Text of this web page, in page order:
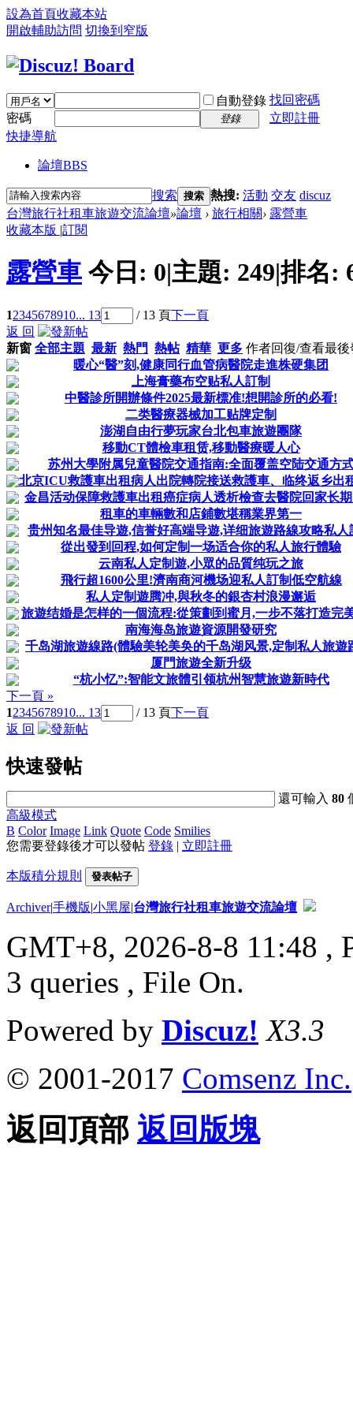
設為首頁收藏本站
開啟輔助訪問 切換到窄版
自動登錄 找回密碼
密碼
登錄
立即註冊
快捷導航
論壇BBS
搜索 搜索 熱搜: 活動 交友 discuz
台灣旅行社租車旅遊交流論壇»論壇 › 旅行相關› 露營車
收藏本版 |訂閱
露營車 今日: 0|主題: 249|排名:
12345678910... 13 / 13 頁下一頁
返 回
新窗 全部主題 最新 熱門 熱帖 精華 更多 作者回復/查看最後
暖心“醫”刻,健康同行血管病醫院走進株硬集团
上海膏藥布空贴私人訂制
中醫診所開辦條件2025最新標准!想開診所的必看!
二类醫療器械加工贴牌定制
澎湖自由行夢玩家台北包車旅遊團隊
移動CT體檢車租赁,移動醫療暖人心
苏州大學附属兒童醫院交通指南:全面覆盖空陆交通方
北京ICU救護車出租病人出院轉院接送救護車、临终返乡出
金昌活动保障救護車出租癌症病人透析檢查去醫院回家长
租車的車輛數和店鋪數堪稱業界第一
贵州知名最佳导遊,信誉好高端导遊,详细旅遊路線攻略私人
從出發到回程,如何定制一场适合你的私人旅行體驗
云南私人定制遊,小眾的品質纯玩之旅
飛行超1600公里!濟南商河機场迎私人訂制低空航線
私人定制遊腾冲,與秋冬的銀杏村浪漫邂逅
旅遊结婚是怎样的一個流程:從策劃到蜜月,一步不落打造完
南海海岛旅遊資源開發研究
千岛湖旅遊線路(體驗美轮美奂的千岛湖风景,定制私人旅遊
厦門旅遊全新升级
“杭小忆”:智能文旅體引领杭州智慧旅遊新時代
下一頁 »
12345678910... 13 / 13 頁下一頁
返 回
快速發帖
還可輸入80
高級模式
B Color Image Link Quote Code Smilies
您需要登錄後才可以發帖 登錄 | 立即註冊
本版積分規則 發表帖子
Archiver|手機版|小黑屋|台灣旅行社租車旅遊交流論壇
GMT+8, 2026-8-8 11:48 ,
3 queries , File On.
Powered by Discuz! X3.3
© 2001-2017 Comsenz Inc.
返回頂部 返回版塊